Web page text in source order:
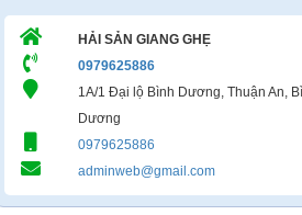
HẢI SẢN GIANG GHẸ
0979625886
1A/1 Đại lộ Bình Dương, Thuận An,
Dương
0979625886
adminweb@gmail.com